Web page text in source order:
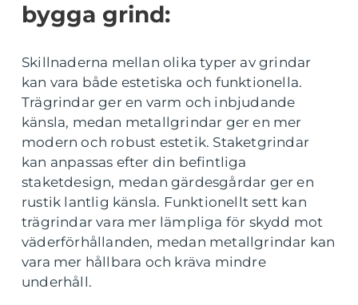
bygga grind:
Skillnaderna mellan olika typer av grindar
kan vara både estetiska och funktionella.
Trägrindar ger en varm och inbjudande
känsla, medan metallgrindar ger en mer
modern och robust estetik. Staketgrindar
kan anpassas efter din befintliga
staketdesign, medan gärdesgårdar ger en
rustik lantlig känsla. Funktionellt sett kan
trägrindar vara mer lämpliga för skydd mot
väderförhållanden, medan metallgrindar kan
vara mer hållbara och kräva mindre
underhåll.